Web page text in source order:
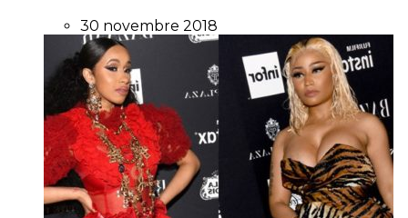
30 novembre 2018